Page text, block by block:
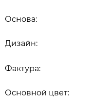
Основной цвет:
Дизайн:
Основа:
Фактура: